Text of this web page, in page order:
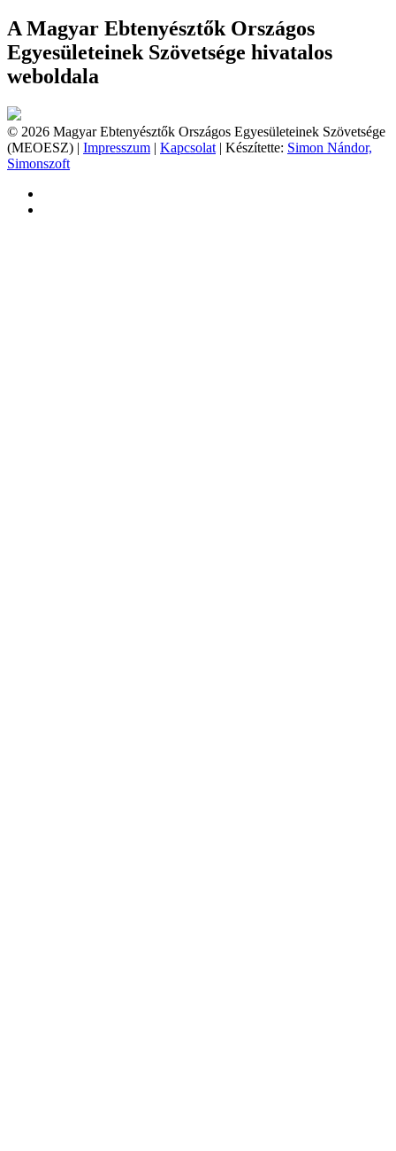
A Magyar Ebtenyésztők Országos
Egyesületeinek Szövetsége hivatalos
weboldala
© 2026 Magyar Ebtenyésztők Országos Egyesületeinek Szövetsége
(MEOESZ) | Impresszum | Kapcsolat | Készítette: Simon Nándor,
Simonszoft